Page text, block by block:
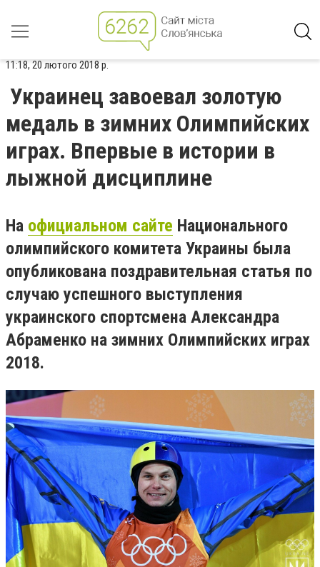
11:18, 20 лютого 2018 р.
Украинец завоевал золотую
медаль в зимних Олимпийских
играх. Впервые в истории в
лыжной дисциплине
На официальном сайте Национального
олимпийского комитета Украины была
опубликована поздравительная статья по
случаю успешного выступления
украинского спортсмена Александра
Абраменко на зимних Олимпийских играх
2018.